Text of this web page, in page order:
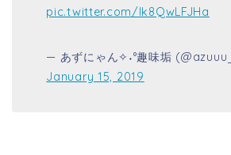
pic.twitter.com/lk8QwLFJHa
— あずにゃん✧˖°趣味垢
January 15, 2019